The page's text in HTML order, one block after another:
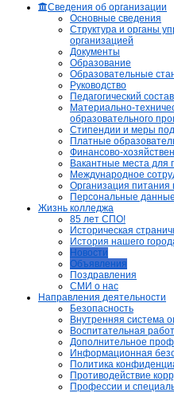
Сведения об организации
Основные сведения
Структура и органы
организацией
Документы
Образование
Образовательные
Руководство
Педагогический состав
Материально-
образовательного
Стипендии и меры
Платные
Финансово-
Вакантные места для
Международное
Организация питания
Персональные данные
Жизнь колледжа
85 лет СПО!
Историческая
История нашего
Новости
Объявления
Поздравления
СМИ о нас
Направления деятельности
Безопасность
Внутренняя система
Воспитательная
Дополнительное
Информационная
Политика
Противодействие
Профессии и